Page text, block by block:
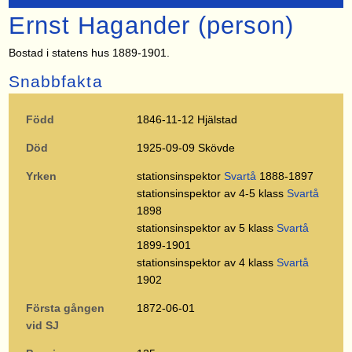
Ernst Hagander (person)
Bostad i statens hus 1889-1901.
Snabbfakta
Född 1846-11-12 Hjälstad
Död 1925-09-09 Skövde
Yrken stationsinspektor Svartå 1888-1897
stationsinspektor av 4-5 klass Svartå
1898
stationsinspektor av 5 klass Svartå
1899-1901
stationsinspektor av 4 klass Svartå
1902
Första gången
vid SJ
1872-06-01